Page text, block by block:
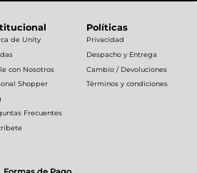
de Unity
con Nosotros
Shopper
Frecuentes
Políticas
Privacidad
Despacho y Entrega
Cambio / Devoluciones
Términos y condiciones